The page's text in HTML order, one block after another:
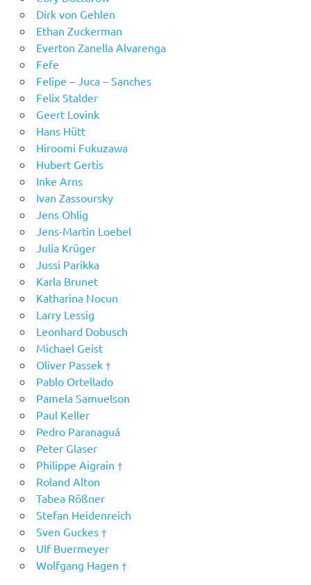
Dirk von Gehlen
Ethan Zuckerman
Everton Zanella Alvarenga
Fefe
Felipe – Juca – Sanches
Felix Stalder
Geert Lovink
Hans Hütt
Hiroomi Fukuzawa
Hubert Gertis
Inke Arns
Ivan Zassoursky
Jens Ohlig
Jens-Martin Loebel
Julia Krüger
Jussi Parikka
Karla Brunet
Katharina Nocun
Larry Lessig
Leonhard Dobusch
Michael Geist
Oliver Passek †
Pablo Ortellado
Pamela Samuelson
Paul Keller
Pedro Paranaguá
Peter Glaser
Philippe Aigrain †
Roland Alton
Tabea Rößner
Stefan Heidenreich
Sven Guckes †
Ulf Buermeyer
Wolfgang Hagen †